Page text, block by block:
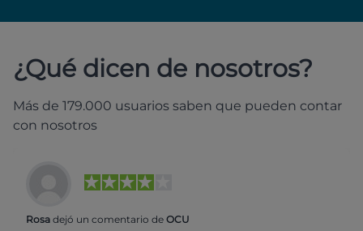
¿Qué dicen de nosotros?
Más de 179.000 usuarios saben que pueden contar
con nosotros
Rosa dejó un comentario de OCU